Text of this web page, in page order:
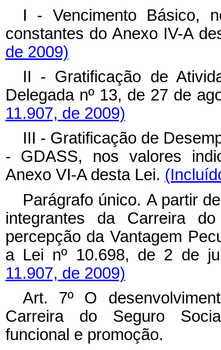
I - Vencimento Básico,
constantes do Anexo IV-A
de 2009)
II - Gratificação de
Delegada nº 13, de 27 de
11.907, de 2009)
III - Gratificação de
- GDASS, nos valores
Anexo VI-A desta Lei.
Parágrafo único. A partir
integrantes da Carreira
percepção da Vantagem
a Lei nº 10.698, de 2 de
11.907, de 2009)
Art. 7º O
Carreira do Seguro
funcional e promoção.